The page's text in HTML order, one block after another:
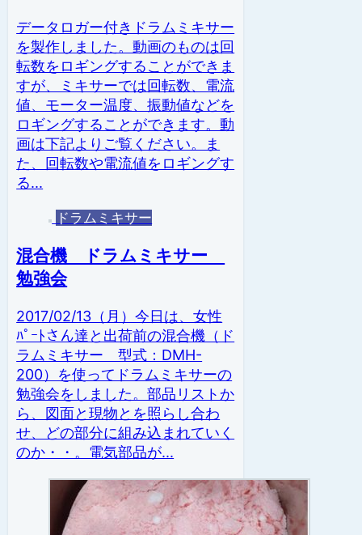
データロガー付きドラムミキサー
を製作しました。動画のものは回
転数をロギングすることができま
すが、ミキサーでは回転数、電流
値、モーター温度、振動値などを
ロギングすることができます。動
画は下記よりご覧ください。ま
た、回転数や電流値をロギングす
る...
ドラムミキサー
混合機 ドラムミキサー
勉強会
2017/02/13（月）今日は、女性
ﾊﾟｰﾄさん達と出荷前の混合機（ド
ラムミキサー 型式：DMH-
200）を使ってドラムミキサーの
勉強会をしました。部品リストか
ら、図面と現物とを照らし合わ
せ、どの部分に組み込まれていく
のか・・。電気部品が...